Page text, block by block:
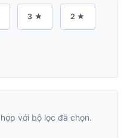
3 ★ 2 ★
với bộ lọc đã chọn.